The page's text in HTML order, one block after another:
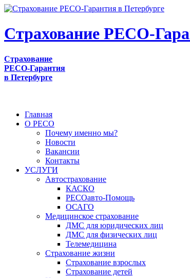
Страхование РЕСО-
Страхование
РЕСО-Гарантия
в Петербурге
Главная
О РЕСО
Почему именно мы?
Новости
Вакансии
Контакты
УСЛУГИ
Автострахование
КАСКО
РЕСОавто-Помощь
ОСАГО
Медицинское страхование
ДМС для юридических лиц
ДМС для физических лиц
Телемедицина
Страхование жизни
Страхование взрослых
Страхование детей